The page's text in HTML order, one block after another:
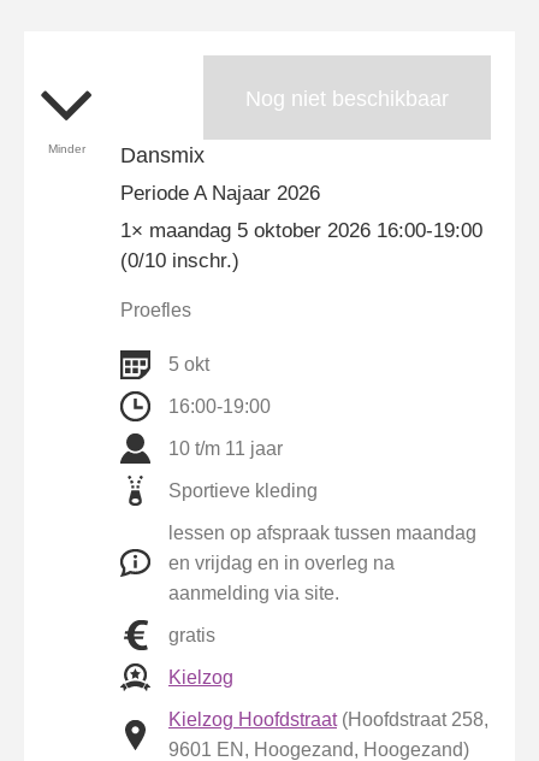
Nog niet beschikbaar
Minder Dansmix
Periode A Najaar 2026
1× maandag 5 oktober 2026 16:00-19:00
(0/10 inschr.)
Proefles
5 okt
16:00-19:00
10 t/m 11 jaar
Sportieve kleding
lessen op afspraak tussen maandag
en vrijdag en in overleg na
aanmelding via site.
gratis
Kielzog
Kielzog Hoofdstraat(Hoofdstraat 258,
9601 EN, Hoogezand, Hoogezand)